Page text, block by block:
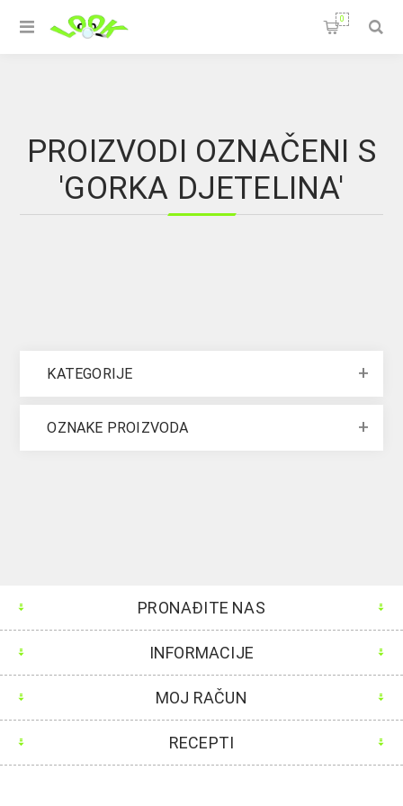
0
PROIZVODI OZNAČENI S
'GORKA DJETELINA'
KATEGORIJE
OZNAKE PROIZVODA
PRONAĐITE NAS
INFORMACIJE
MOJ RAČUN
RECEPTI